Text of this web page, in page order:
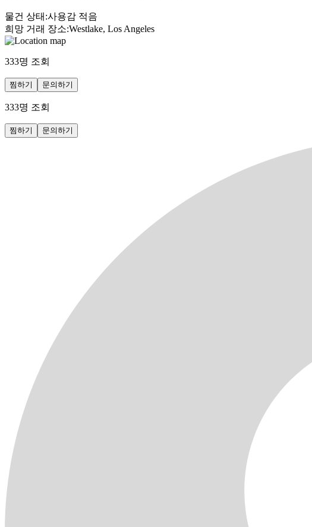
물건 상태 :사용감 적음
희망 거래 장소:Westlake, Los Angeles
333명 조회
찜하기 문의하기
333명 조회
찜하기 문의하기